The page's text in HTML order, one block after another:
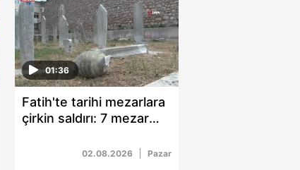
bilgi için Ayarlar
ve sitemizde ilgili
01:36
Fatih'te tarihi mezarlara
çirkin saldırı: 7 mezar
02.08.2026 Pazar